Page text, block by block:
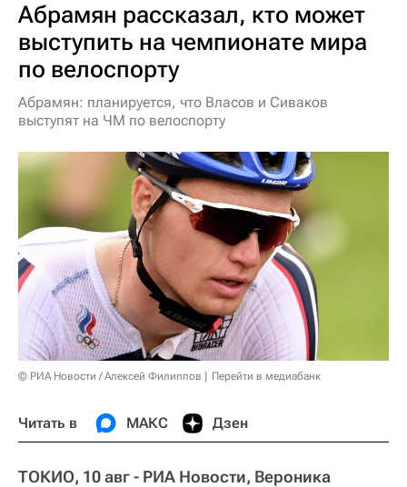
Абрамян рассказал, кто может
выступить на чемпионате мира
по велоспорту
Абрамян: планируется, что Власов и Сиваков
выступят на ЧМ по велоспорту
© РИА Новости / Алексей Филиппов Перейти в медиабанк
Читать в МАКС Дзен
ТОКИО, 10 авг - РИА Новости, Вероника